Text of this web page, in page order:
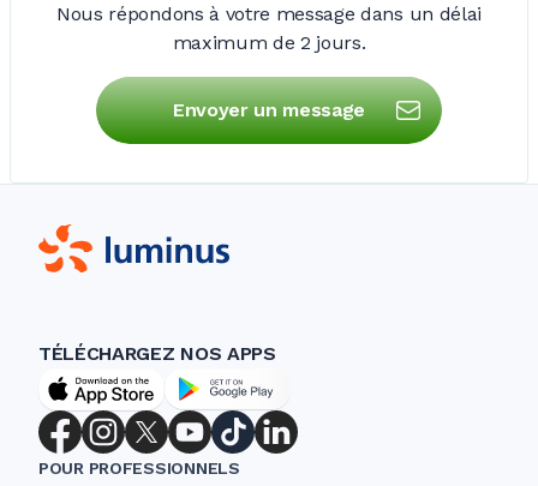
Nous répondons à votre message dans un délai
maximum de2 jours.
Envoyer un message
TÉLÉCHARGEZ NOS APPS
POUR PROFESSIONNELS